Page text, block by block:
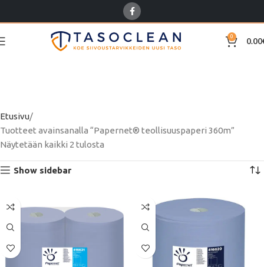
0 0.00
Etusivu
Tuotteet avainsanalla “Papernet® teollisuuspaperi 360m”
Näytetään kaikki 2 tulosta
Show sidebar